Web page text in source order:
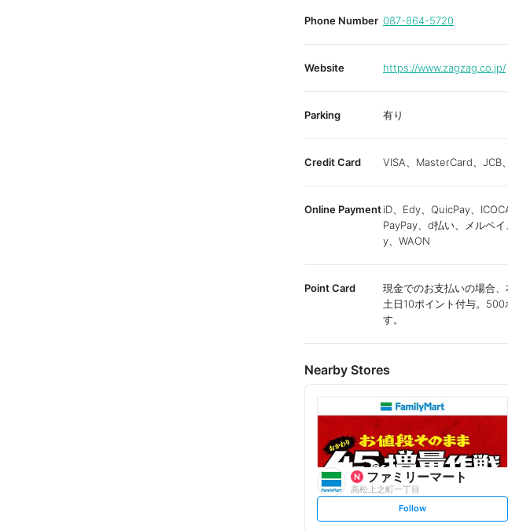
Phone Number 087-864-5720
Website https://www.zagzag.co.jp/
Parking 有り
Credit Card VISA、MasterCard、JCB
Online PaymentiD、Edy、QuicPay、
PayPay、d払い、メルペ
y、WAON
Point Card
現金でのお支払いの場合
土日10ポイント付与。
す。
Nearby Stores
ファミリーマート
高松上之町一丁目
s
t
Follow